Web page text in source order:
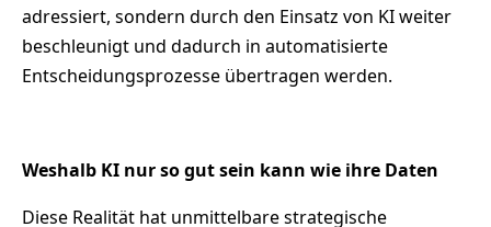
adressiert, sondern durch den Einsatz von KI weiter
beschleunigt und dadurch in automatisierte
Entscheidungsprozesse übertragen werden.
Weshalb KI nur so gut sein kann wie ihre Daten
Diese Realität hat unmittelbare strategische